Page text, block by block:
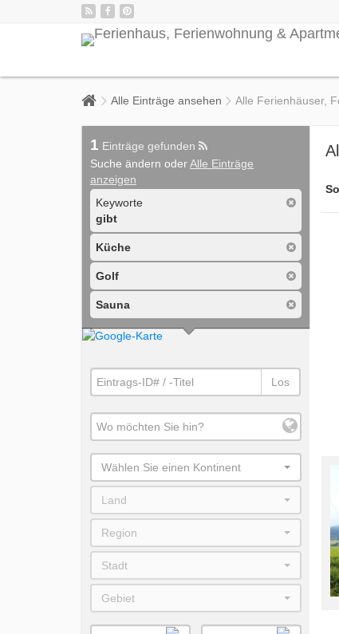
Alle Einträge ansehen Alle Ferienhäuser,
1 Einträge gefunden
Suche ändern oderAlle Einträge
anzeigen
Keyworte
gibt
Küche
Golf
Sauna
Los
Wählen Sie einen Kontinent
Land
Region
Stadt
Gebiet